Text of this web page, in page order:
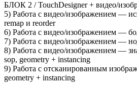
БЛОК 2 / TouchDesigner + видео/
5) Работа с видео/изображением —
remap и reorder
6) Работа с видео/изображением —
7) Работа с видео/изображением —
8) Работа с видео/изображением —
sop, geometry + instancing
9) Работа с отсканированным
geometry + instancing